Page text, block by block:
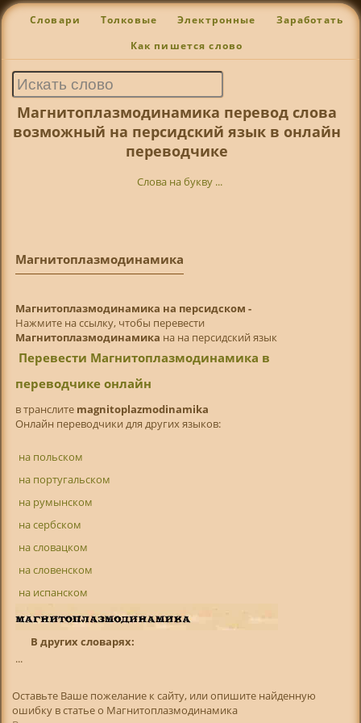
Словари Толковые Электронные Заработать
Как пишется слово
Магнитоплазмодинамика перевод слова
возможный на персидский язык в онлайн
переводчике
Слова на букву ...
Магнитоплазмодинамика
Магнитоплазмодинамика на персидском -
Нажмите на ссылку, чтобы перевести
Магнитоплазмодинамика на на персидский язык
Перевести Магнитоплазмодинамика в
переводчике онлайн
в транслитe magnitoplazmodinamika
Онлайн переводчики для других языков:
на польском
на португальском
на румынском
на сербском
на словацком
на словенском
на испанском
В других словарях:
...
Оставьте Ваше пожелание к сайту, или опишите найденную
ошибку в статье о Магнитоплазмодинамика